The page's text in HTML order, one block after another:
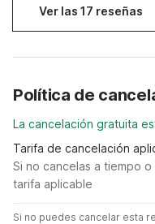
Ver las 17 reseñas
Política de
La cancelación gratuita
Tarifa de cancelación
Si no cancelas a tiempo
tarifa aplicable
Si no puedes cancelar esta